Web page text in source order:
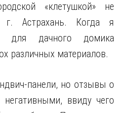
«клетушкой» не
г. Астрахань. Когда я
для дачного домика
различных материалов.
панели, но отзывы о
ввиду чего